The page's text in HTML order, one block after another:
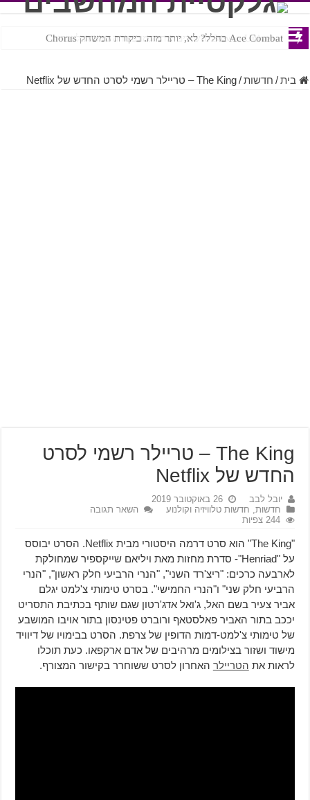
Ace Combat בחלל? לא, יותר מזה. ביקורת המשחק Chorus
Steven Universe והשירים שתורגמו בצורה נוראית לעברית
בית / חדשות / The King – טריילר רשמי לסרט החדש של Netflix
The King – טריילר רשמי לסרט
החדש של Netflix
יובל לבב
26 באוקטובר 2019
חדשות, חדשות טלוויזיה וקולנוע
השאר תגובה
244 צפיות
"The King" הוא סרט דרמה היסטורי מבית Netflix. הסרט יבוסס
על "Henriad"- סדרת מחזות מאת ויליאם שייקספיר שמחולקת
לארבעה כרכים: "ריצ'רד השני", "הנרי הרביעי חלק ראשון", "הנרי
הרביעי חלק שני" ו"הנרי החמישי". בסרט טימותי צ'למט יגלם
אביר צעיר בשם האל, ג'ואל אדג'רטון שגם שותף בכתיבת התסריט
יככב בתור האביר פאלסטאף ורוברט פטינסון בתור אויבו המושבע
של טימותי צ'למט-דמות הדופין של צרפת. הסרט בבימויו של דיוויד
מישוד ושזור בצילומים מרהיבים של אדם ארקפאו. כעת תוכלו
לראות את הטריילרהאחרון לסרט ששוחרר בקישור המצורף.